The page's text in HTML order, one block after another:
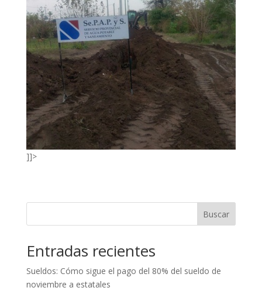
]]>
Buscar
Entradas recientes
Sueldos: Cómo sigue el pago del 80% del sueldo de
noviembre a estatales